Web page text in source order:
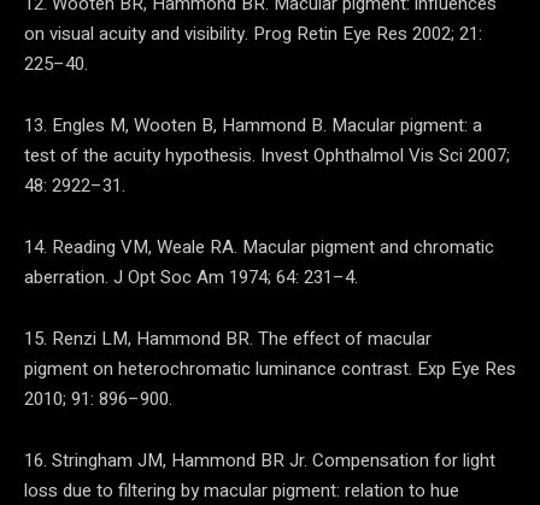
on visual acuity and visibility. Prog Retin Eye Res 2002; 21:
225–40.
13. Engles M, Wooten B, Hammond B. Macular pigment: a
test of the acuity hypothesis. Invest Ophthalmol Vis Sci 2007;
48: 2922–31.
14. Reading VM, Weale RA. Macular pigment and chromatic
aberration. J Opt Soc Am 1974; 64: 231–4.
15. Renzi LM, Hammond BR. The effect of macular
pigment on heterochromatic luminance contrast. Exp Eye Res
2010; 91: 896–900.
16. Stringham JM, Hammond BR Jr. Compensation for light
loss due to filtering by macular pigment: relation to hue